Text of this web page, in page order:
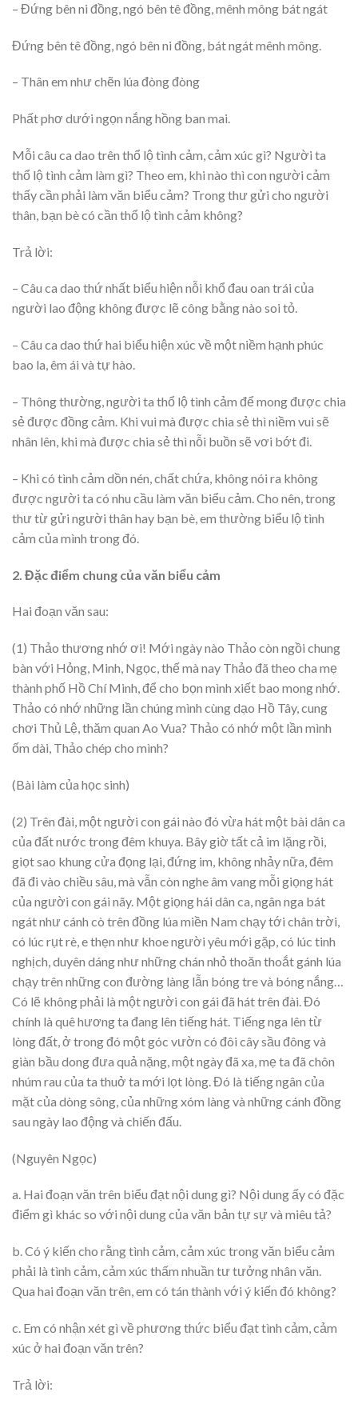
– Đứng bên ni đồng, ngó bên tê đồng, mênh mông bát ngát
Đứng bên tê đồng, ngó bên ni đồng, bát ngát mênh mông.
– Thân em như chẽn lúa đòng đòng
Phất phơ dưới ngọn nắng hồng ban mai.
Mỗi câu ca dao trên thổ lộ tình cảm, cảm xúc gì? Người ta
thổ lộ tình cảm làm gì? Theo em, khi nào thì con người cảm
thấy cần phải làm văn biểu cảm? Trong thư gửi cho người
thân, bạn bè có cần thổ lộ tình cảm không?
Trả lời:
– Câu ca dao thứ nhất biểu hiện nỗi khổ đau oan trái của
người lao động không được lẽ công bằng nào soi tỏ.
– Câu ca dao thứ hai biểu hiện xúc về một niềm hạnh phúc
bao la, êm ái và tự hào.
– Thông thường, người ta thổ lộ tình cảm để mong được chia
sẻ được đồng cảm. Khi vui mà được chia sẻ thì niềm vui sẽ
nhân lên, khi mà được chia sẻ thì nỗi buồn sẽ vơi bớt đi.
– Khi có tình cảm dồn nén, chất chứa, không nói ra không
được người ta có nhu cầu làm văn biểu cảm. Cho nên, trong
thư từ gửi người thân hay bạn bè, em thường biểu lộ tình
cảm của mình trong đó.
2. Đặc điểm chung của văn biểu cảm
Hai đoạn văn sau:
(1) Thảo thương nhớ ơi! Mới ngày nào Thảo còn ngồi chung
bàn với Hỏng, Minh, Ngọc, thế mà nay Thảo đã theo cha mẹ
thành phố Hồ Chí Minh, để cho bọn mình xiết bao mong nhớ.
Thảo có nhớ những lần chúng mình cùng dạo Hồ Tây, cung
chơi Thủ Lệ, thăm quan Ao Vua? Thảo có nhớ một lần mình
ốm dài, Thảo chép cho mình?
(Bài làm của học sinh)
(2) Trên đài, một người con gái nào đó vừa hát một bài dân ca
của đất nước trong đêm khuya. Bây giờ tất cả im lặng rồi,
giọt sao khung cửa đọng lại, đứng im, không nhảy nữa, đêm
đã đi vào chiều sâu, mà vẫn còn nghe âm vang mỗi giọng hát
của người con gái nãy. Một giọng hái dân ca, ngân nga bát
ngát như cánh cò trên đồng lúa miền Nam chạy tới chân trời,
có lúc rụt rè, e thẹn như khoe người yêu mới gặp, có lúc tinh
nghịch, duyên dáng như những chán nhỏ thoăn thoắt gánh lúa
chạy trên những con đường làng lẫn bóng tre và bóng nắng…
Có lẽ không phải là một người con gái đã hát trên đài. Đó
chính là quê hương ta đang lên tiếng hát. Tiếng nga lên từ
lòng đất, ở trong đó một góc vườn có đôi cây sầu đông và
giàn bầu dong đưa quả nặng, một ngày đã xa, mẹ ta đã chôn
nhúm rau của ta thuở ta mới lọt lòng. Đó là tiếng ngân của
mặt của dòng sông, của những xóm làng và những cánh đồng
sau ngày lao động và chiến đấu.
(Nguyên Ngọc)
a. Hai đoạn văn trên biểu đạt nội dung gì? Nội dung ấy có đặc
điểm gì khác so với nội dung của văn bản tự sự và miêu tả?
b. Có ý kiến cho rằng tình cảm, cảm xúc trong văn biểu cảm
phải là tình cảm, cảm xúc thấm nhuần tư tưởng nhân văn.
Qua hai đoạn văn trên, em có tán thành với ý kiến đó không?
c. Em có nhận xét gì về phương thức biểu đạt tình cảm, cảm
xúc ở hai đoạn văn trên?
Trả lời: